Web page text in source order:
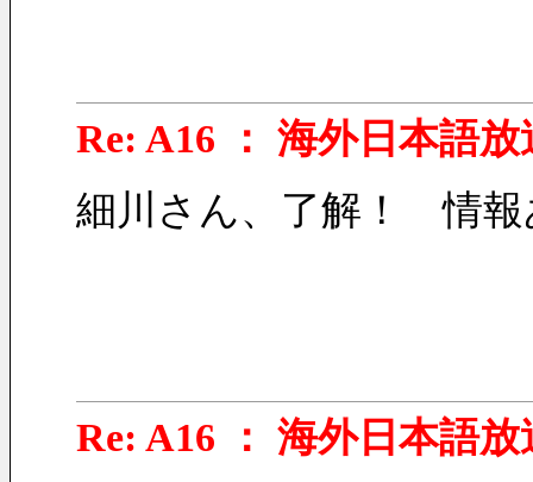
Re: A16 ： 海外日本語放
細川さん、了解！　情
Re: A16 ： 海外日本語放